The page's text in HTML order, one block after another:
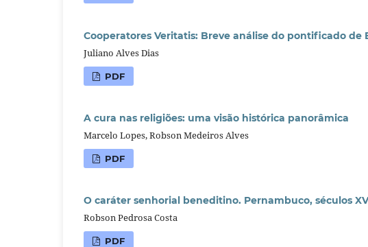
Cooperatores Veritatis: Breve análise do pontificado de
Juliano Alves Dias
PDF
A cura nas religiões: uma visão histórica panorâmica
Marcelo Lopes, Robson Medeiros Alves
PDF
O caráter senhorial beneditino. Pernambuco, séculos
Robson Pedrosa Costa
PDF